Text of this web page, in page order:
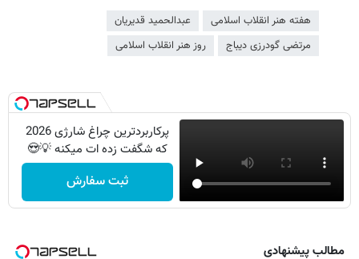
هفته هنر انقلاب اسلامی
عبدالحمید قدیریان
مرتضی گودرزی دیباج
روز هنر انقلاب اسلامی
پرکاربردترین چراغ شارژی 2026
که شگفت زده ات میکنه 💡😍
ثبت سفارش
مطالب پیشنهادی